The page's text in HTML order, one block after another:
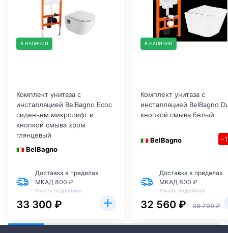
В НАЛИЧИИ
Комплект унитаза с
инсталляцией BelBagno Ecoс
сиденьем микролифт и
кнопкой смыва хром
глянцевый
BelBagno
Доставка в пределах
МКАД 800 ₽
Узнать подробнее
33 300 ₽
В НАЛИЧИИ
Комплект унитаза с
инсталляцией BelBagno
кнопкой смыва белый
BelBagno -
Доставка в пределах
МКАД 800 ₽
Узнать подробнее
32 560 ₽ 38 790 ₽